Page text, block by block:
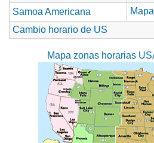
Samoa Americana
Cambio horario de US
Mapa zonas horarias